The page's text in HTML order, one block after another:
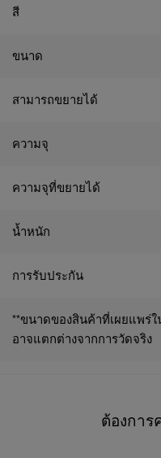
สายรัดกระเป๋าในช่
สี
ขนาด
สามารถขยายได้
ความจุ
ความจุที่ขยายได้
น้ำหนัก
การรับประกัน
**ขนาดของสินค้าที่เผยแพร่
อาจแตกต่างจากการวัดจริง
ต้องการ